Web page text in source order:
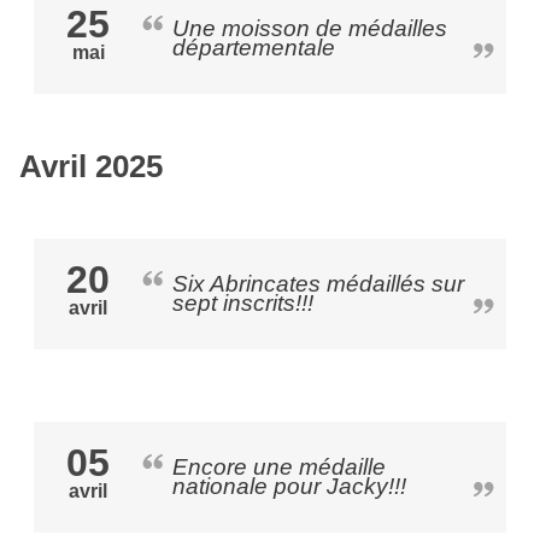
25
mai
Une moisson de médailles
départementale
Avril 2025
20
avril
Six Abrincates médaillés sur
sept inscrits!!!
05
avril
Encore une médaille
nationale pour Jacky!!!